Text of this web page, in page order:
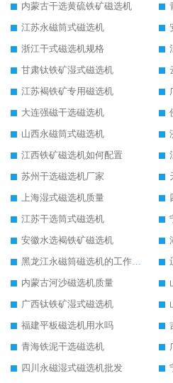
内蒙古干选黄硫铁矿磁选机
江苏永磁筒式磁选机
浙江干式磁选机规格
甘肃钛铁矿湿式磁选机
江苏褐铁矿专用磁选机
大连强磁干选磁选机
山西永磁筒式磁选机
江西铁矿磁选机如何配置
苏州干选磁选机厂家
上海湿式磁选机质量
江苏干选筒式磁选机
安徽水选褐铁矿磁选机
黑龙江永磁筒磁选机的工作原理
内蒙古河沙磁选机质量
广西钛铁矿湿式磁选机
福建平板磁选机用水吗
青海铁泥干选磁选机
四川永磁湿式磁选机批发